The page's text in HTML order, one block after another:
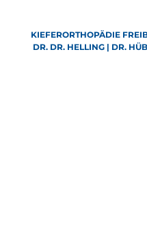
KIEFERORTHOPÄDIE
DR. DR. HELLING | DR.